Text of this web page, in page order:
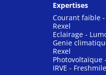
Expertises
Courant faible
Rexel
Eclairage -
Genie
Rexel
Photovoltaïque
IRVE - Freshmile